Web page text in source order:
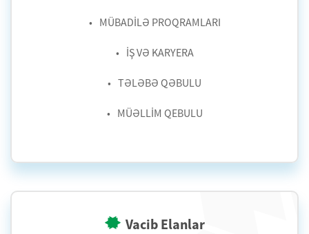
MÜBADİLƏ PROQRAMLARI
İŞ VƏ KARYERA
TƏLƏBƏ QƏBULU
MÜƏLLİM QEBULU
Vacib Elanlar